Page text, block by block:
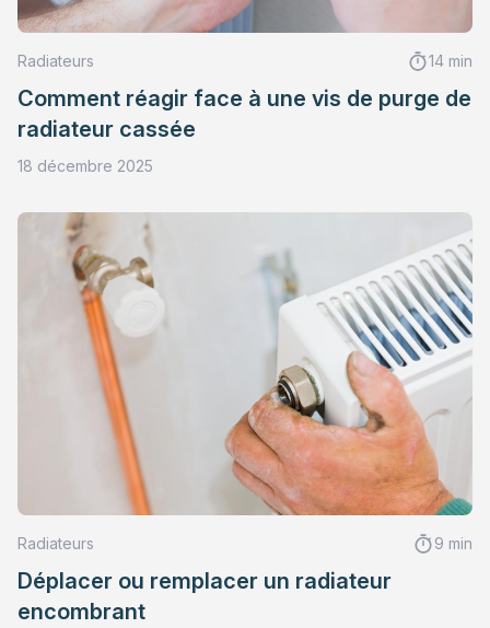
Radiateurs 14 min
Comment réagir face à une vis de purge de
radiateur cassée
18 décembre 2025
Radiateurs 9 min
Déplacer ou remplacer un radiateur
encombrant